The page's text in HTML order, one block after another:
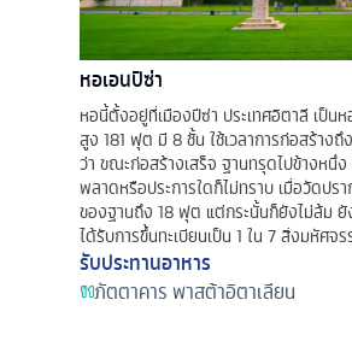
หอเอนปิซ่า
หอนี้ตั้งอยู่ที่เมืองปีซ่า ประเทศอิตาลี เป็น
สูง 181 ฟุต มี 8 ชั้น ใช้เวลาการก่อสร้าง
ว่า ขณะก่อสร้างเสร็จ ฐานทรุดไปข้างหนึ่
พลาดหรือประการใดก็ไม่ทราบ เมื่อวัดปร
ของฐานถึง 18 ฟุต แต่กระนั้นก็ยังไม่ล้ม
ได้รับการขึ้นทะเบียนเป็น 1 ใน 7 สิ่งมหัศจ
รับประทานอาหาร
ภัตตาคาร พาสต้าอิตาเลียน